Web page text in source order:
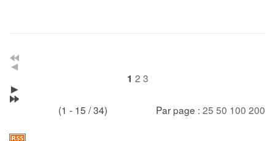
1 2 3
(1 - 15 / 34) Par page : 25 50 100 200